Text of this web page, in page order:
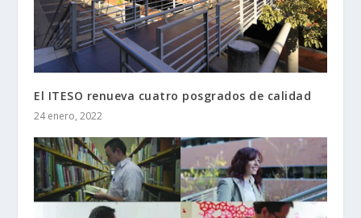
El ITESO renueva cuatro posgrados de calidad
24 enero, 2022